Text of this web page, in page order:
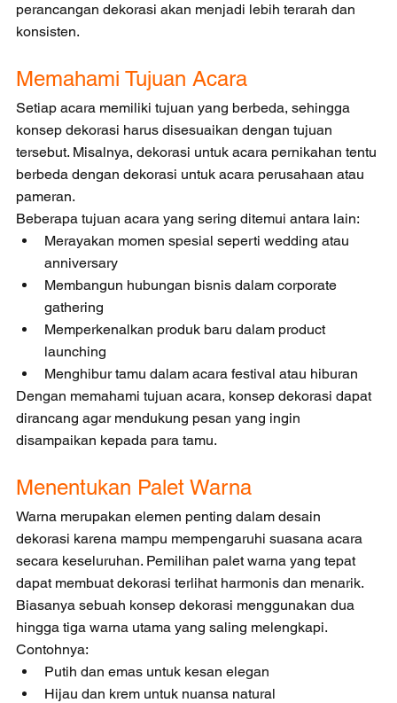
perancangan dekorasi akan menjadi lebih terarah dan
konsisten.
Memahami Tujuan Acara
Setiap acara memiliki tujuan yang berbeda, sehingga
konsep dekorasi harus disesuaikan dengan tujuan
tersebut. Misalnya, dekorasi untuk acara pernikahan tentu
berbeda dengan dekorasi untuk acara perusahaan atau
pameran.
Beberapa tujuan acara yang sering ditemui antara lain:
Merayakan momen spesial seperti wedding atau
anniversary
Membangun hubungan bisnis dalam corporate
gathering
Memperkenalkan produk baru dalam product
launching
Menghibur tamu dalam acara festival atau hiburan
Dengan memahami tujuan acara, konsep dekorasi dapat
dirancang agar mendukung pesan yang ingin
disampaikan kepada para tamu.
Menentukan Palet Warna
Warna merupakan elemen penting dalam desain
dekorasi karena mampu mempengaruhi suasana acara
secara keseluruhan. Pemilihan palet warna yang tepat
dapat membuat dekorasi terlihat harmonis dan menarik.
Biasanya sebuah konsep dekorasi menggunakan dua
hingga tiga warna utama yang saling melengkapi.
Contohnya:
Putih dan emas untuk kesan elegan
Hijau dan krem untuk nuansa natural